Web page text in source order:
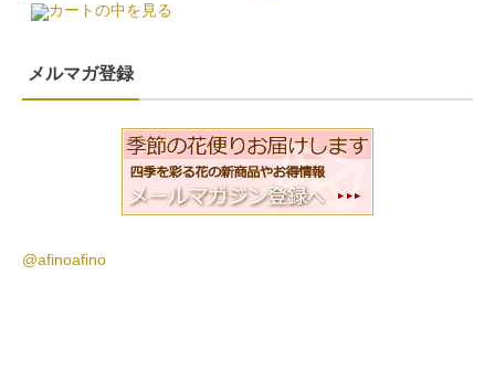
カートの中を見る
メルマガ登録
@afinoafino